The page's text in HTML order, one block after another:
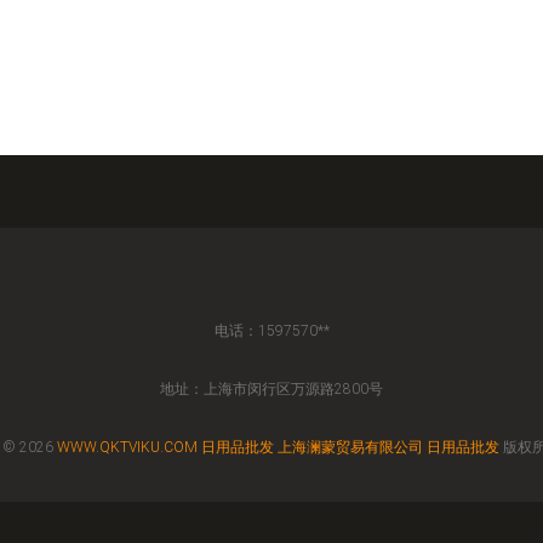
电话：1597570**
地址：上海市闵行区万源路2800号
© 2026 WWW.QKTVIKU.COM 日用品批发 上海澜蒙贸易有限公司 日用品批发 版权